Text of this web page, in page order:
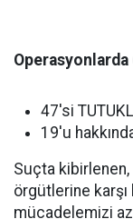
Operasyonlarda
47'si
19'u
Suçta
örgütlerine
mücadelemizi